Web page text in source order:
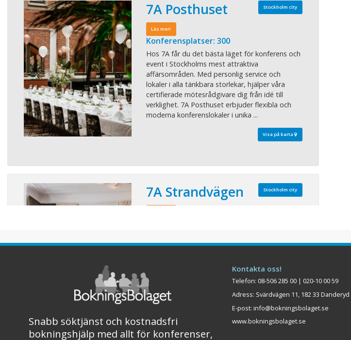
Stockholm city
7A Posthuset
Läs mer!
Konferensplatser: 300
Hos 7A får du det bästa läget för konferens och
event i Stockholms mest attraktiva
affärsområden. Med personlig service och
lokaler i alla tänkbara storlekar, hjälper våra
certifierade mötesrådgivare dig från idé till
verklighet. 7A Posthuset erbjuder flexibla och
moderna konferenslokaler i unika ...
Visa på karta
Stockholm city
7A Strandvägen
event i Stockholms mest attraktiva
lokaler i alla tänkbara storlekar, hjälper våra
certifierade mötesrådgivare dig från idé till
verklighet. 7A Strandvägen är ett elegant
sekelskifteshus med klassisk interiör o ...
Snabb söktjänst och kostnadsfri
bokningshjälp med allt för konferenser,
Kontakta oss!
Telefon: 08-506 285 00 | 020-10 00 59
Adress: Svärdvägen 11, 182 33 Danderyd
E-post: info@bokningsbolaget.se
www.bokningsbolaget.se